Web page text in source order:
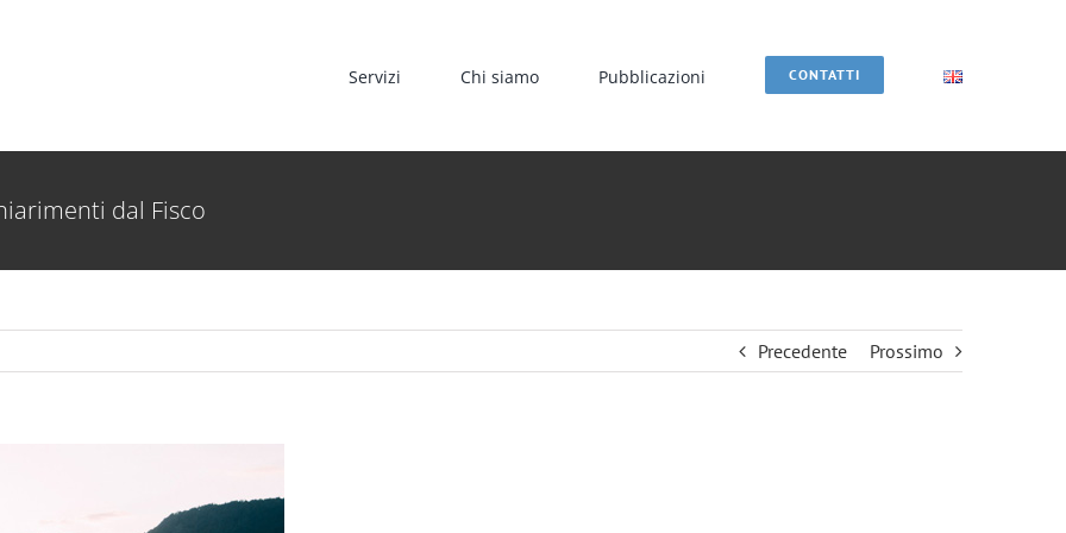
Servizi Chi siamo Pubblicazioni CONTATTI
dal Fisco
Precedente Prossimo